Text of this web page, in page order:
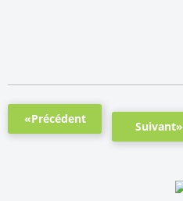
«Précédent
Suivant»